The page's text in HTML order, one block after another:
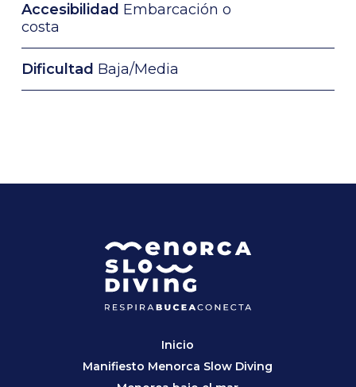
Accesibilidad Embarcación o
costa
Dificultad Baja/Media
Inicio
Manifiesto Menorca Slow Diving